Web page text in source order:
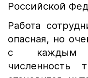
Российской
Работа
опасная, но
с каждым
численность